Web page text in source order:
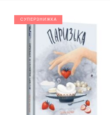
СУПЕРЗНИЖКА